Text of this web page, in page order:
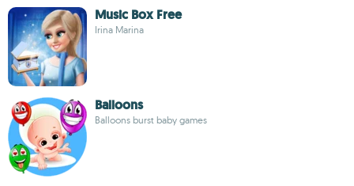
Music Box Free
Irina Marina
Balloons
Balloons burst baby games